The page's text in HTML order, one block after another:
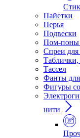
Пайетки
Перья
Подвески
Пом-поны
Спреи
Таблички,
Тассел
Фанты
Фигуры
нити